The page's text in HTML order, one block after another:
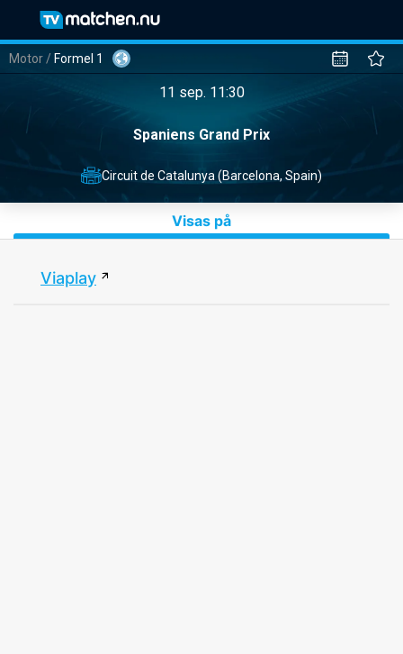
Motor / Formel 1
11 sep. 11:30
Spaniens Grand Prix
Circuit de Catalunya (Barcelona, Spain)
Visas på
Viaplay